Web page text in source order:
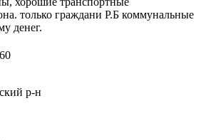
только граждани Р.Б коммунальные
денег.
р-н